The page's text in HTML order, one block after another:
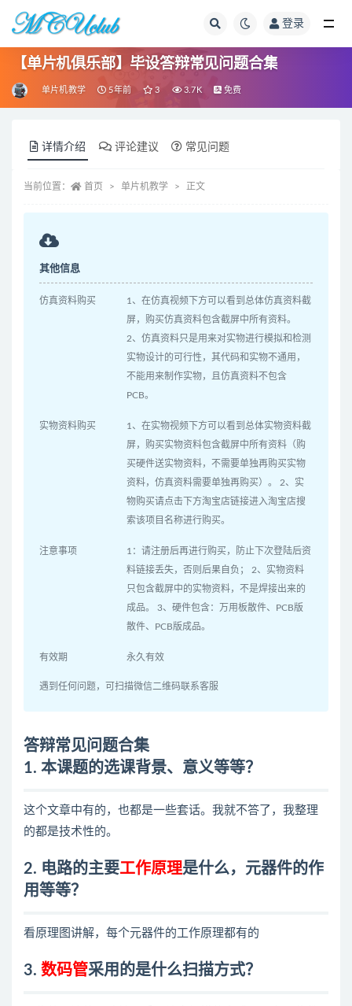
登录
【单片机俱乐部】毕设答辩常见问题合集
单片机教学 5年前 3 3.7K 免费
详情介绍 评论建议 常见问题
当前位置： 首页 单片机教学 正文
其他信息
仿真资料购买
1、在仿真视频下方可以看到总体仿真资料截
屏，购买仿真资料包含截屏中所有资料。
2、仿真资料只是用来对实物进行模拟和检测
实物设计的可行性，其代码和实物不通用，
不能用来制作实物，且仿真资料不包含
PCB。
实物资料购买
1、在实物视频下方可以看到总体实物资料截
屏，购买实物资料包含截屏中所有资料（购
买硬件送实物资料，不需要单独再购买实物
资料，仿真资料需要单独再购买）。 2、实
物购买请点击下方淘宝店链接进入淘宝店搜
索该项目名称进行购买。
注意事项
1：请注册后再进行购买，防止下次登陆后资
料链接丢失，否则后果自负； 2、实物资料
只包含截屏中的实物资料，不是焊接出来的
成品。 3、硬件包含：万用板散件、PCB版
散件、PCB版成品。
有效期 永久有效
遇到任何问题，可扫描微信二维码联系客服
答辩常见问题合集
1. 本课题的选课背景、意义等等？
这个文章中有的，也都是一些套话。我就不答了，我整理
的都是技术性的。
2. 电路的主要工作原理是什么，元器件的作
用等等？
看原理图讲解，每个元器件的工作原理都有的
3. 数码管采用的是什么扫描方式？